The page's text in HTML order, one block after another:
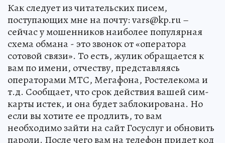
Как следует из читательских писем,
поступающих мне на почту: vars@kp.ru –
сейчас у мошенников наиболее популярная
схема обмана - это звонок от «оператора
сотовой связи». То есть, жулик обращается к
вам по имени, отчеству, представляясь
операторами МТС, Мегафона, Ростелекома и
т.д. Сообщает, что срок действия вашей сим-
карты истек, и она будет заблокирована. Но
если вы хотите ее продлить, то вам
необходимо зайти на сайт Госуслуг и обновить
пароли. После чего вам на телефон придет код